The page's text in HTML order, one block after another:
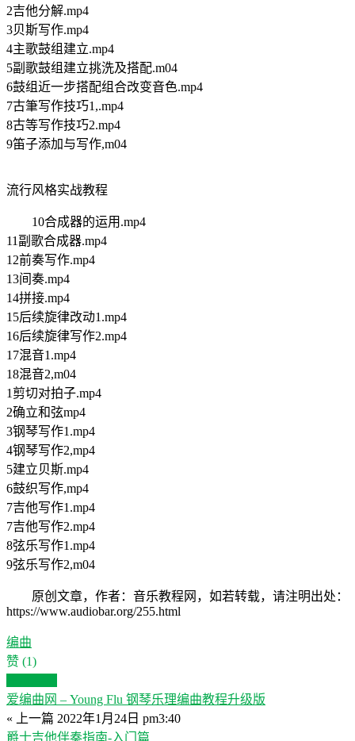
2吉他分解.mp4
3贝斯写作.mp4
4主歌鼓组建立.mp4
5副歌鼓组建立挑洗及搭配.m04
6鼓组近一步搭配组合改变音色.mp4
7古筆写作技巧1,.mp4
8古等写作技巧2.mp4
9笛子添加与写作,m04
流行风格实战教程
10合成器的运用.mp4
11副歌合成器.mp4
12前奏写作.mp4
13间奏.mp4
14拼接.mp4
15后续旋律改动1.mp4
16后续旋律写作2.mp4
17混音1.mp4
18混音2,m04
1剪切对拍子.mp4
2确立和弦mp4
3钢琴写作1.mp4
4钢琴写作2,mp4
5建立贝斯.mp4
6鼓织写作,mp4
7吉他写作1.mp4
7吉他写作2.mp4
8弦乐写作1.mp4
9弦乐写作2,m04
原创文章，作者：音乐教程网，如若转载，请注明出处：
https://www.audiobar.org/255.html
编曲
赞 (1)
爱编曲网 – Young Flu 钢琴乐理编曲教程升级版
« 上一篇 2022年1月24日 pm3:40
爵士吉他伴奏指南-入门篇